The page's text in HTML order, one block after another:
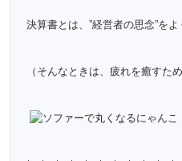
決算書とは、”経営者の思念”を
（そんなときは、疲れを癒すた